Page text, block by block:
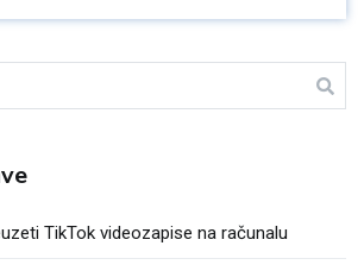
TikTok videozapise na računalu